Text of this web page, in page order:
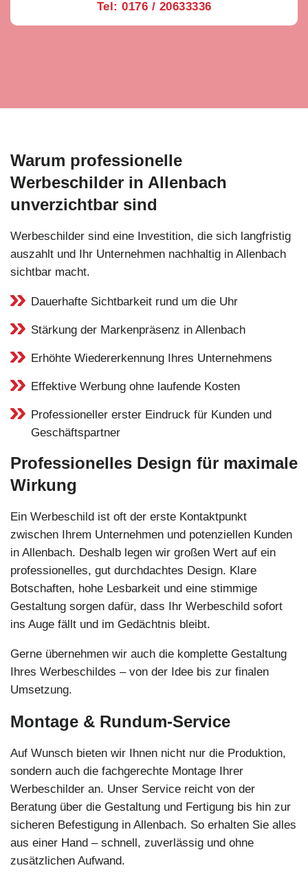
Tel: 0176 / 20633336
Warum professionelle
Werbeschilder in Allenbach
unverzichtbar sind
Werbeschilder sind eine Investition, die sich langfristig
auszahlt und Ihr Unternehmen nachhaltig in Allenbach
sichtbar macht.
Dauerhafte Sichtbarkeit rund um die Uhr
Stärkung der Markenpräsenz in Allenbach
Erhöhte Wiedererkennung Ihres Unternehmens
Effektive Werbung ohne laufende Kosten
Professioneller erster Eindruck für Kunden und
Geschäftspartner
Professionelles Design für maximale
Wirkung
Ein Werbeschild ist oft der erste Kontaktpunkt
zwischen Ihrem Unternehmen und potenziellen Kunden
in Allenbach. Deshalb legen wir großen Wert auf ein
professionelles, gut durchdachtes Design. Klare
Botschaften, hohe Lesbarkeit und eine stimmige
Gestaltung sorgen dafür, dass Ihr Werbeschild sofort
ins Auge fällt und im Gedächtnis bleibt.
Gerne übernehmen wir auch die komplette Gestaltung
Ihres Werbeschildes – von der Idee bis zur finalen
Umsetzung.
Montage & Rundum-Service
Auf Wunsch bieten wir Ihnen nicht nur die Produktion,
sondern auch die fachgerechte Montage Ihrer
Werbeschilder an. Unser Service reicht von der
Beratung über die Gestaltung und Fertigung bis hin zur
sicheren Befestigung in Allenbach. So erhalten Sie alles
aus einer Hand – schnell, zuverlässig und ohne
zusätzlichen Aufwand.